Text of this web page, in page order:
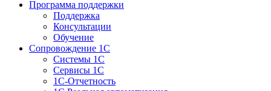
Программа поддержки
Поддержка
Консультации
Обучение
Сопровождение 1С
Системы 1С
Сервисы 1С
1C-Отчетность